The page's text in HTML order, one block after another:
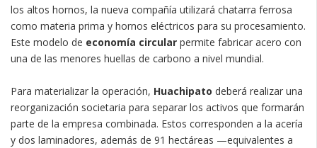
los altos hornos, la nueva compañía utilizará chatarra ferrosa
como materia prima y hornos eléctricos para su procesamiento.
Este modelo de economía circular permite fabricar acero con
una de las menores huellas de carbono a nivel mundial.
Para materializar la operación, Huachipato deberá realizar una
reorganización societaria para separar los activos que formarán
parte de la empresa combinada. Estos corresponden a la acería
y dos laminadores, además de 91 hectáreas —equivalentes a